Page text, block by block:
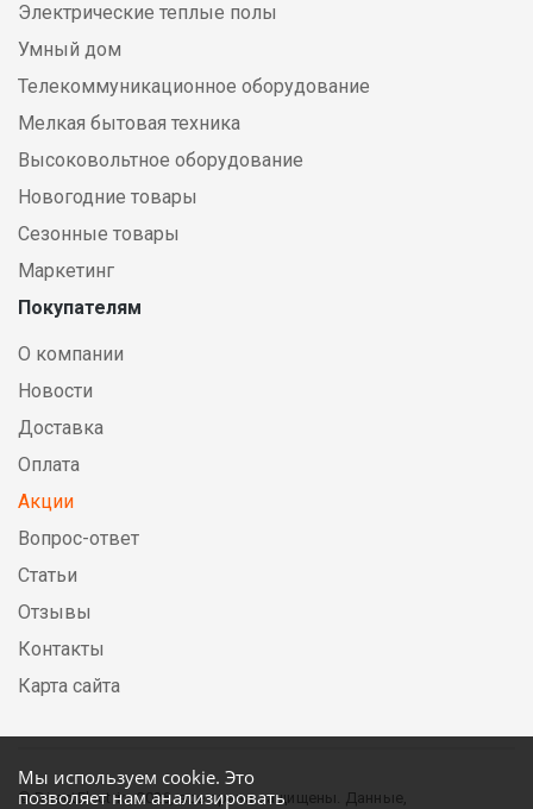
Мы используем cookie. Это
позволяет нам анализировать
Электрические теплые полы
Умный дом
Телекоммуникационное оборудование
Мелкая бытовая техника
Высоковольтное оборудование
Новогодние товары
Сезонные товары
Маркетинг
Покупателям
О компании
Новости
Доставка
Оплата
Акции
Вопрос-ответ
Статьи
Отзывы
Контакты
Карта сайта
© DirectElectric, 2026, все права защищены. Данные,